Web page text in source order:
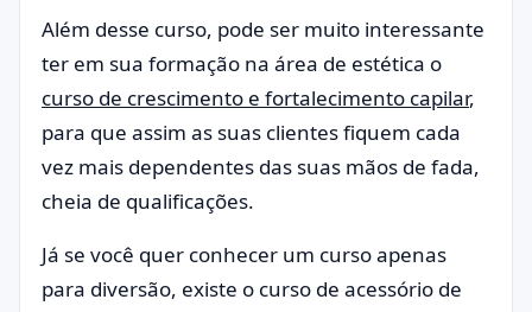
Além desse curso, pode ser muito interessante
ter em sua formação na área de estética o
curso de crescimento e fortalecimento capilar,
para que assim as suas clientes fiquem cada
vez mais dependentes das suas mãos de fada,
cheia de qualificações.
Já se você quer conhecer um curso apenas
para diversão, existe o curso de acessório de